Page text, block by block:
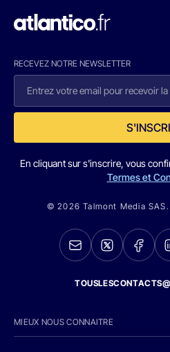
RECEVEZ NOTRE NEWSLETTER
En cliquant sur s'inscrire, vous
Termes et
© 2026 Talmont Media
MIEUX NOUS CONNAITRE